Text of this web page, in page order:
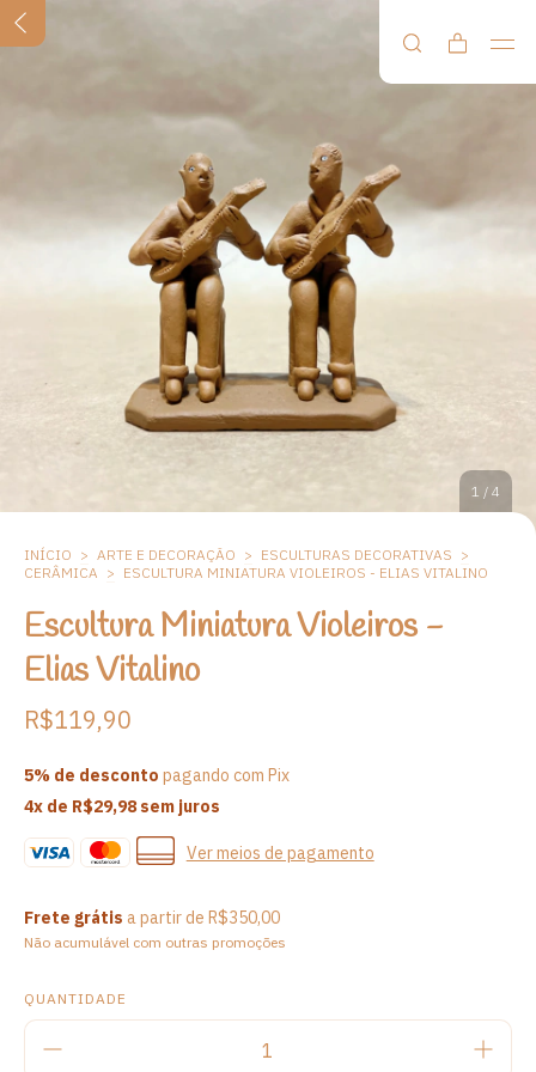
1 / 4
INÍCIO > ARTE E DECORAÇÃO > ESCULTURAS DECORATIVAS >
CERÂMICA > ESCULTURA MINIATURA VIOLEIROS - ELIAS VITALINO
Escultura Miniatura Violeiros -
Elias Vitalino
R$119,90
5% de desconto pagando com Pix
4x de R$29,98sem juros
Ver meios de pagamento
Frete grátis a partir de R$350,00
Não acumulável com outras promoções
QUANTIDADE